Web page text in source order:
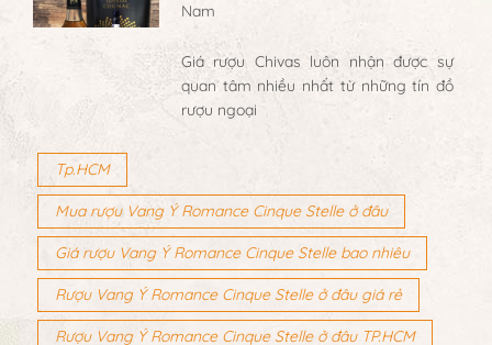
Nam
Giá rượu Chivas luôn nhận được sự
quan tâm nhiều nhất từ những tín đồ
rượu ngoại
Tp.HCM
Mua rượu Vang Ý Romance Cinque Stelle ở đâu
Giá rượu Vang Ý Romance Cinque Stelle bao nhiêu
Rượu Vang Ý Romance Cinque Stelle ở đâu giá rẻ
Rượu Vang Ý Romance Cinque Stelle ở đâu TP.HCM